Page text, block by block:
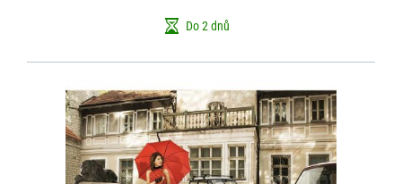
Do 2 dnů